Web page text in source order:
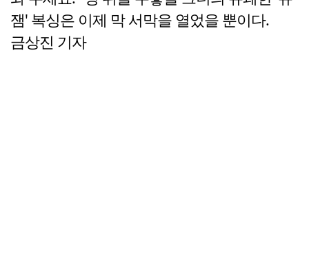
잼' 복싱은 이제 막 서막을 열었을 뿐이다.
금상진 기자